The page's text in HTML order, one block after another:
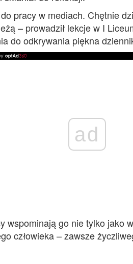
pracy w mediach. Chętnie
– prowadził lekcje w I
do odkrywania piękna
ad
wspominają go nie tylko jako
człowieka – zawsze